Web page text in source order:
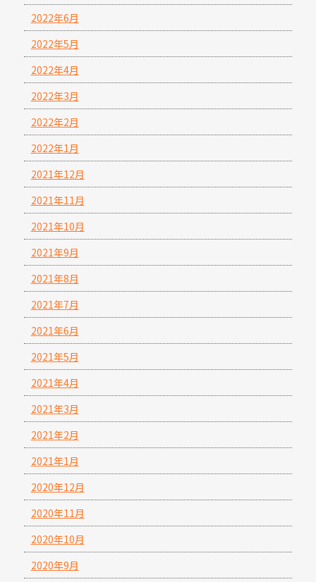
2022年6月
2022年5月
2022年4月
2022年3月
2022年2月
2022年1月
2021年12月
2021年11月
2021年10月
2021年9月
2021年8月
2021年7月
2021年6月
2021年5月
2021年4月
2021年3月
2021年2月
2021年1月
2020年12月
2020年11月
2020年10月
2020年9月